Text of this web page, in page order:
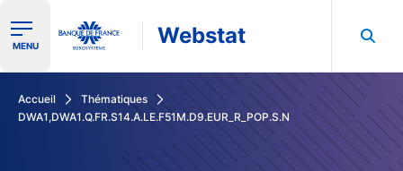
Ouvrir le menu de navigation
MENU Webstat
Accueil
Thématiques
DWA1,DWA1.Q.FR.S14.A.LE.F51M.D9.EUR_R_POP.S.N